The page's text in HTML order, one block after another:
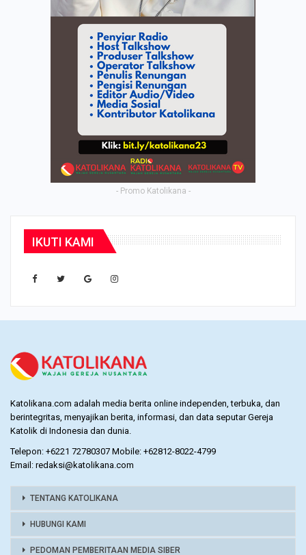
- Promo Katolikana -
IKUTI KAMI
Katolikana.com adalah media berita online independen, terbuka, dan
berintegritas, menyajikan berita, informasi, dan data seputar Gereja
Katolik di Indonesia dan dunia.
Telepon: +6221 72780307 Mobile: +62812-8022-4799
Email: redaksi@katolikana.com
TENTANG KATOLIKANA
HUBUNGI KAMI
PEDOMAN PEMBERITAAN MEDIA SIBER